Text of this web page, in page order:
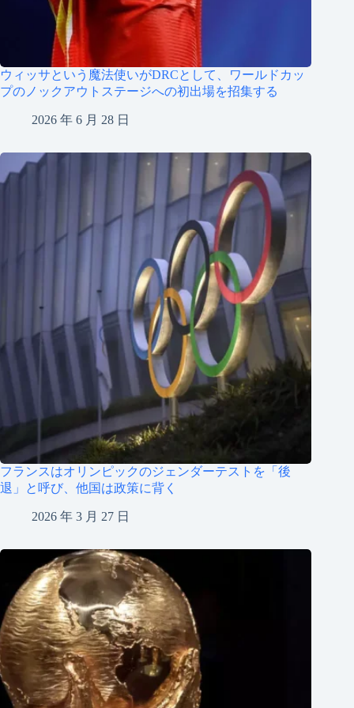
ウィッサという魔法使いがDRCとして、ワールドカッ
プのノックアウトステージへの初出場を招集する
2026 年 6 月 28 日
フランスはオリンピックのジェンダーテストを「後
退」と呼び、他国は政策に背く
2026 年 3 月 27 日